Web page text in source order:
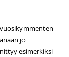
jo
esimerkiksi